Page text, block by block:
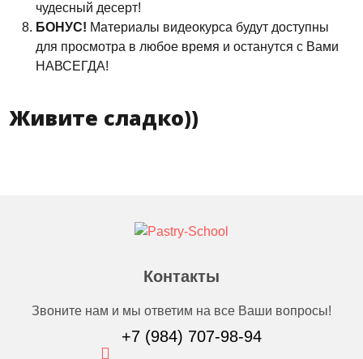
чудесный десерт!
БОНУС! Материалы видеокурса будут доступны
для просмотра в любое время и останутся с Вами
НАВСЕГДА!
Живите сладко))
Контакты
Звоните нам и мы ответим на все Ваши вопросы!
+7 (984) 707-98-94